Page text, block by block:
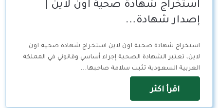
استخراج شهادة صحية اون لاين |
إصدار شهادة…
استخراج شهادة صحية اون لاين استخراج شهادة صحية اون
لاين، تعتبر الشهادة الصحية إجراء أساسي وقانوني في المملكة
العربية السعودية تثبت سلامة صاحبها…
اقرأ اكثر